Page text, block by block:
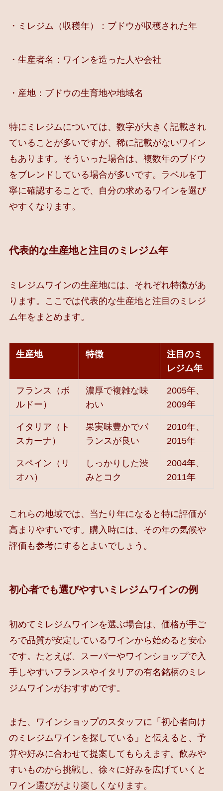
・ミレジム（収穫年）：ブドウが収穫された年
・生産者名：ワインを造った人や会社
・産地：ブドウの生育地や地域名
特にミレジムについては、数字が大きく記載され
ていることが多いですが、稀に記載がないワイン
もあります。そういった場合は、複数年のブドウ
をブレンドしている場合が多いです。ラベルを丁
寧に確認することで、自分の求めるワインを選び
やすくなります。
代表的な生産地と注目のミレジム年
ミレジムワインの生産地には、それぞれ特徴があ
ります。ここでは代表的な生産地と注目のミレジ
ム年をまとめます。
生産地 特徴
注目のミ
レジム年
フランス（ボ
ルドー）
濃厚で複雑な味
わい
2005年、
2009年
イタリア（ト
スカーナ）
果実味豊かでバ
ランスが良い
2010年、
2015年
スペイン（リ
オハ）
しっかりした渋
みとコク
2004年、
2011年
これらの地域では、当たり年になると特に評価が
高まりやすいです。購入時には、その年の気候や
評価も参考にするとよいでしょう。
初心者でも選びやすいミレジムワインの例
初めてミレジムワインを選ぶ場合は、価格が手ご
ろで品質が安定しているワインから始めると安心
です。たとえば、スーパーやワインショップで入
手しやすいフランスやイタリアの有名銘柄のミレ
ジムワインがおすすめです。
また、ワインショップのスタッフに「初心者向け
のミレジムワインを探している」と伝えると、予
算や好みに合わせて提案してもらえます。飲みや
すいものから挑戦し、徐々に好みを広げていくと
ワイン選びがより楽しくなります。